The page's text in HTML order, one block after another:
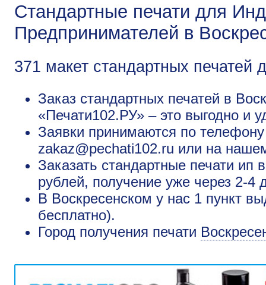
Стандартные печати для
Предпринимателей в
371 макет стандартных печатей
Заказ стандартных печатей в
«Печати102.РУ» – это выгодно и
Заявки принимаются по
zakaz@pechati102.ru или на
Заказать стандартные печати ип
рублей, получение уже через 2-4
В Воскресенском у нас 1 пункт
бесплатно).
Город получения печати